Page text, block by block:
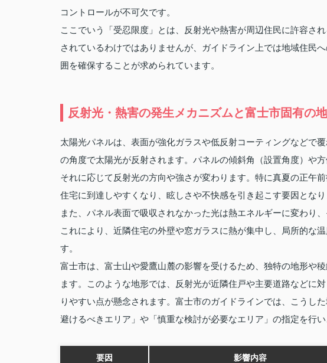
コントロールが不可欠です。
ここでいう「受忍限度」とは、反射光や熱害が周辺住民に許容さ
されているわけではありませんが、ガイドライン上では地域住民
囲を確保することが求められています。
反射光・熱害の発生メカニズムと富士市固有の
太陽光パネルは、表面が強化ガラスや低反射コーティングなどで
の角度で太陽光が反射されます。パネルの傾斜角（設置角度）や
それに応じて反射光の方向や強さが変わります。特に真夏の正午
住宅に到達しやすくなり、眩しさや不快感を引き起こす要因となり
また、パネル表面で吸収されなかった光は熱エネルギーに変わり
これにより、近隣住宅の外壁や窓ガラスに熱が集中し、局所的な
す。
富士市は、富士山や愛鷹山麓の影響を受けるため、独特の地形や
ます。このような地形では、反射光が近隣住戸や主要道路などに
りやすい点が懸念されます。富士市のガイドラインでは、こうし
避けるべきエリア」や「慎重な検討が必要なエリア」の指定を行
要因 影響内容